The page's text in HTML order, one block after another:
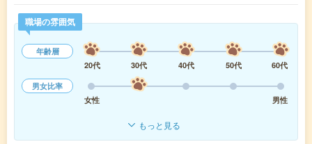
職場の雰囲気
年齢層
20代
30代 40代 50代
60代
男女比率
女性
男性
もっと見る